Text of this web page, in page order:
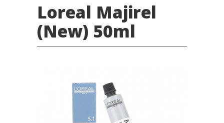
Loreal Majirel
(New) 50ml